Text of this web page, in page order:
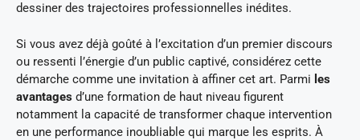
dessiner des trajectoires professionnelles inédites.
Si vous avez déjà goûté à l’excitation d’un premier discours
ou ressenti l’énergie d’un public captivé, considérez cette
démarche comme une invitation à affiner cet art. Parmi les
avantages d’une formation de haut niveau figurent
notamment la capacité de transformer chaque intervention
en une performance inoubliable qui marque les esprits. À